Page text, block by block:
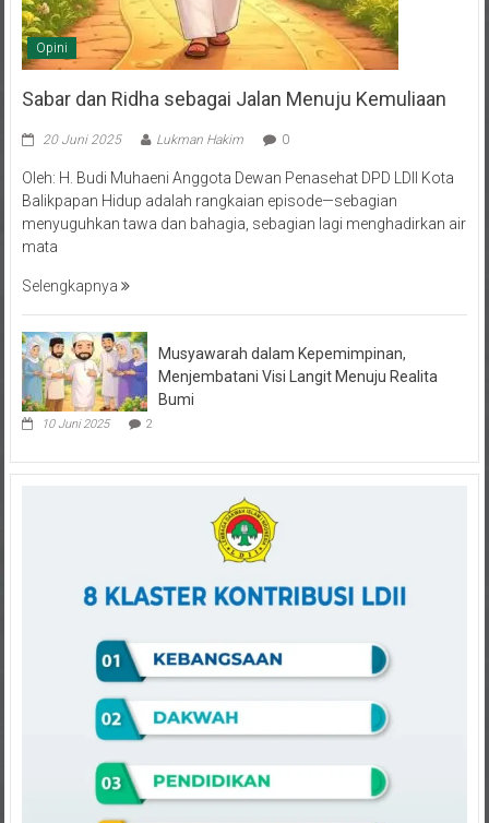
Opini
Sabar dan Ridha sebagai Jalan Menuju Kemuliaan
Balikpapan Hidup adalah rangkaian episode—sebagian
menyuguhkan tawa dan bahagia, sebagian lagi menghadirkan air
mata
Menjembatani Visi Langit Menuju Realita
Bumi
10 Juni 2025 2